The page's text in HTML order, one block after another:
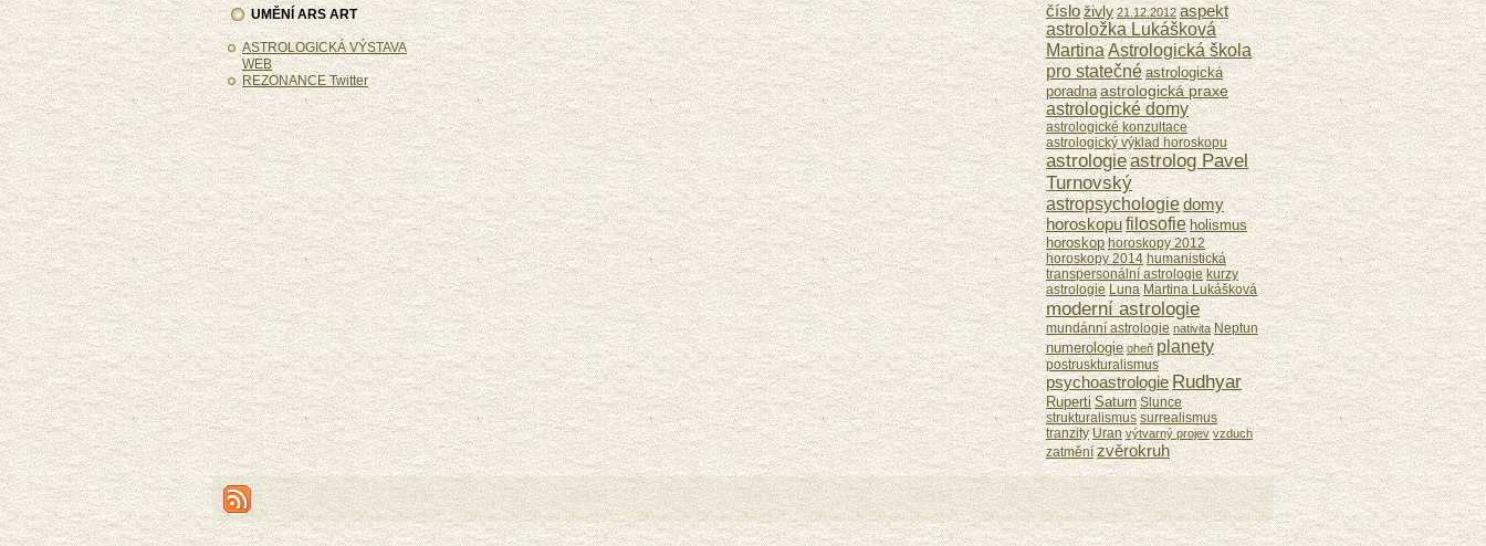
UMĚNÍ ARS ART
ASTROLOGICKÁ VÝSTAVA
WEB
REZONANCE Twitter
čísloživly 21.12.2012 aspekt
astroložka Lukášková
MartinaAstrologická škola
pro statečné astrologická
poradna astrologická praxe
astrologické domy
astrologické konzultace
astrologický výklad horoskopu
astrologieastrolog Pavel
Turnovský
astropsychologiedomy
horoskopufilosofie holismus
horoskop horoskopy 2012
horoskopy 2014 humanistická
transpersonální astrologie kurzy
astrologie Luna Martina Lukášková
moderní astrologie
mundánní astrologie nativita Neptun
numerologie oheň planety
postruskturalismus
psychoastrologieRudhyar
Ruperti Saturn Slunce
strukturalismus surrealismus
tranzity Uran výtvarný projev vzduch
zatmění zvěrokruh